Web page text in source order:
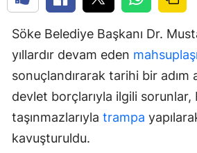
Söke Belediye Başkanı Dr.
yıllardır devam eden
sonuçlandırarak tarihi bir adım
devlet borçlarıyla ilgili sorunlar,
taşınmazlarıyla trampa
kavuşturuldu.